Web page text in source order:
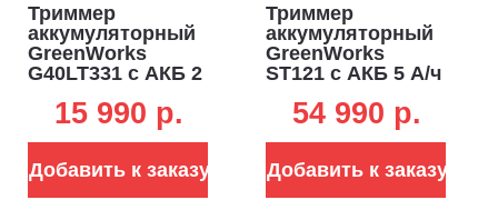
Триммер
аккумуляторный
GreenWorks
G40LT331 c АКБ 2
40В, леска 1.65
15 990 p.
Добавить к заказу
Триммер
аккумуляторный
GreenWorks
ST121 с АКБ 5 А/ч
1.2 кВт, леска 2.4
мм, D-рукоятка,
54 990 p.
Добавить к заказу